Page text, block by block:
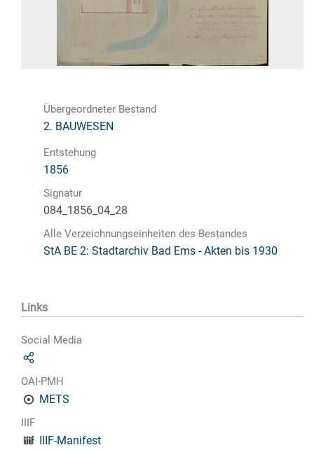
Übergeordneter Bestand
2. BAUWESEN
Entstehung
1856
Signatur
084_1856_04_28
Alle Verzeichnungseinheiten des Bestandes
StA BE 2: Stadtarchiv Bad Ems - Akten bis 1930
Links
Social Media
OAI-PMH
METS
IIIF
IIIF-Manifest